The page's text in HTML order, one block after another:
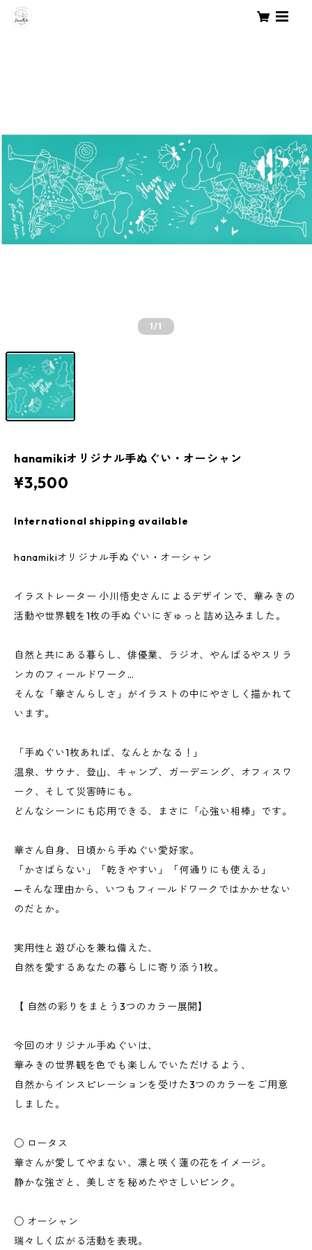
1/1
hanamikiオリジナル手ぬぐい・オーシャン
¥3,500
International shipping available
hanamikiオリジナル手ぬぐい・オーシャン
イラストレーター 小川悟史さんによるデザインで、華みきの
活動や世界観を1枚の手ぬぐいにぎゅっと詰め込みました。
自然と共にある暮らし、俳優業、ラジオ、やんばるやスリラ
ンカのフィールドワーク…
そんな「華さんらしさ」がイラストの中にやさしく描かれて
います。
「手ぬぐい1枚あれば、なんとかなる！」
温泉、サウナ、登山、キャンプ、ガーデニング、オフィスワ
ーク、そして災害時にも。
どんなシーンにも応用できる、まさに「心強い相棒」です。
華さん自身、日頃から手ぬぐい愛好家。
「かさばらない」「乾きやすい」「何通りにも使える」
—そんな理由から、いつもフィールドワークではかかせない
のだとか。
実用性と遊び心を兼ね備えた、
自然を愛するあなたの暮らしに寄り添う1枚。
【 自然の彩りをまとう3つのカラー展開】
今回のオリジナル手ぬぐいは、
華みきの世界観を色でも楽しんでいただけるよう、
自然からインスピレーションを受けた3つのカラーをご用意
しました。
○ ロータス
華さんが愛してやまない、凛と咲く蓮の花をイメージ。
静かな強さと、美しさを秘めたやさしいピンク。
○ オーシャン
瑞々しく広がる活動を表現。